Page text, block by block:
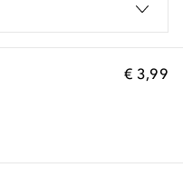
€ 3,99